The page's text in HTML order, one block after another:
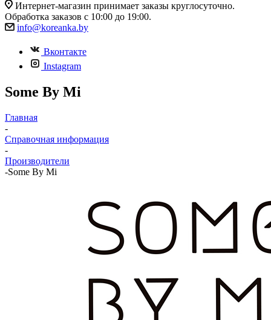
Интернет-магазин принимает заказы круглосуточно.
Обработка заказов с 10:00 до 19:00.
info@koreanka.by
Вконтакте
Instagram
Some By Mi
Главная
-
Справочная информация
-
Производители
-Some By Mi